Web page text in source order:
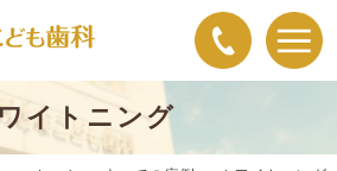
イトニング